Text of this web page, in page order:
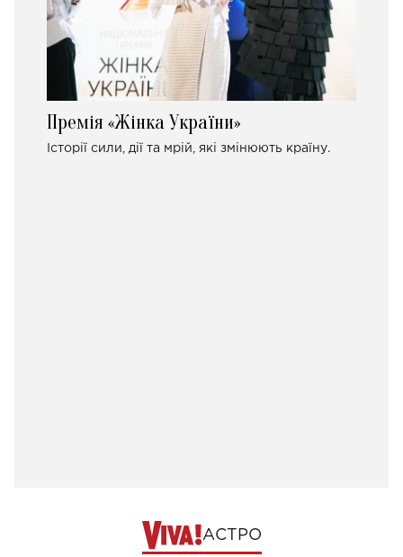
Премія «Жінка України»
Історії сили, дії та мрій, які змінюють країну.
АСТРО